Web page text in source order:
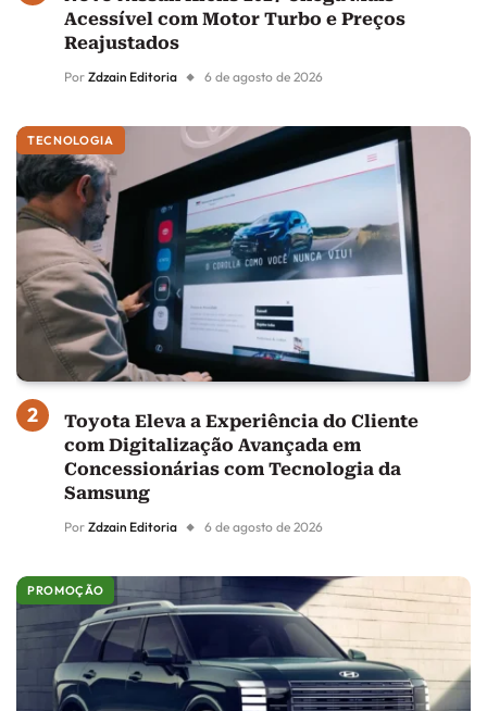
Acessível com Motor Turbo e Preços
Reajustados
Por Zdzain Editoria 6 de agosto de 2026
TECNOLOGIA
Toyota Eleva a Experiência do Cliente
com Digitalização Avançada em
Concessionárias com Tecnologia da
Samsung
Por Zdzain Editoria 6 de agosto de 2026
PROMOÇÃO